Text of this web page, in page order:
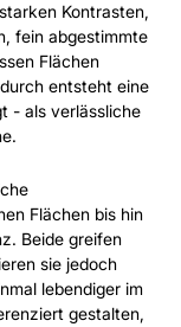
Kontrasten,
fein abgestimmte
Flächen
entsteht eine
- als verlässliche
Flächen bis hin
Beide greifen
sie jedoch
lebendiger im
gestalten,